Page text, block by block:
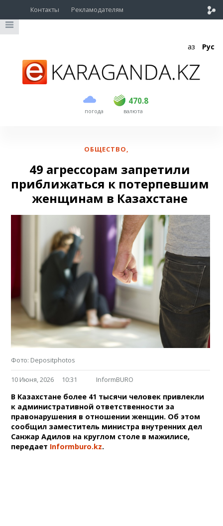
Контакты Рекламодателям
Қаз Рус
погода
470.8
USD 468.5 470.8
EUR валюта
ОБЩЕСТВО,
49 агрессорам запретили
приближаться к потерпевшим
женщинам в Казахстане
Фото: Depositphotos
10 Июня, 2026 10:31 InformBURO
В Казахстане более 41 тысячи человек привлекли
к административной ответственности за
правонарушения в отношении женщин. Об этом
сообщил заместитель министра внутренних дел
Санжар Адилов на круглом столе в мажилисе,
передает Informburo.kz.